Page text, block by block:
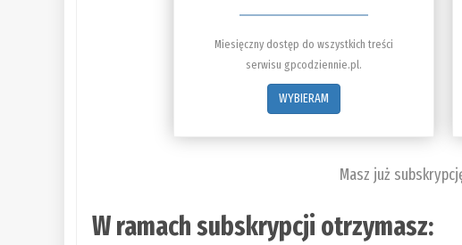
Miesięczny dostęp do wszystkich treści
serwisu gpcodziennie.pl.
WYBIERAM
Masz już
W ramach subskrypcji otrzymasz: